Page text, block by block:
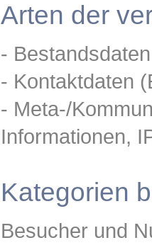
Arten der
-
- Kontaktdaten
- Meta-/
Informationen,
Kategorien
Besucher und